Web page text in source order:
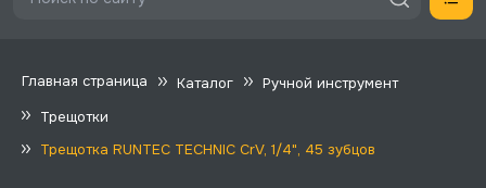
Главная страница Каталог
Ручной инструмент
Трещотки
Трещотка RUNTEC TECHNIC CrV, 1/4", 45 зубцов